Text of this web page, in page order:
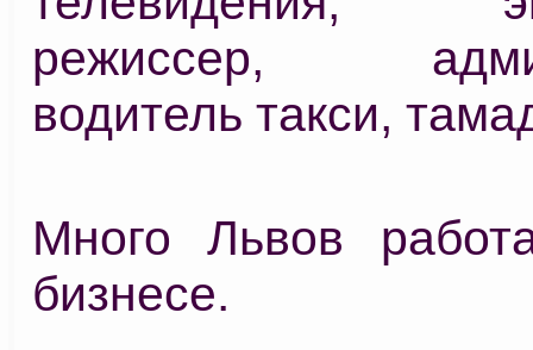
режиссер,
водитель такси,
Много Львов
бизнесе.